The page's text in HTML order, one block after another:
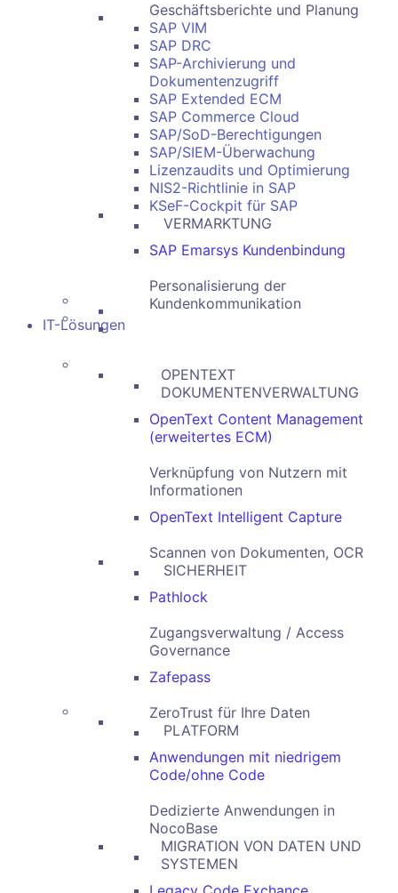
Geschäftsberichte und Planung
SAP VIM
SAP DRC
SAP-Archivierung und
Dokumentenzugriff
SAP Extended ECM
SAP Commerce Cloud
SAP/SoD-Berechtigungen
SAP/SIEM-Überwachung
Lizenzaudits und Optimierung
NIS2-Richtlinie in SAP
KSeF-Cockpit für SAP
VERMARKTUNG
SAP Emarsys Kundenbindung
Personalisierung der
Kundenkommunikation
IT-Lösungen
OPENTEXT
DOKUMENTENVERWALTUNG
OpenText Content Management
(erweitertes ECM)
Verknüpfung von Nutzern mit
Informationen
OpenText Intelligent Capture
Scannen von Dokumenten, OCR
SICHERHEIT
Pathlock
Zugangsverwaltung / Access
Governance
Zafepass
ZeroTrust für Ihre Daten
PLATFORM
Anwendungen mit niedrigem
Code/ohne Code
Dedizierte Anwendungen in
NocoBase
MIGRATION VON DATEN UND
SYSTEMEN